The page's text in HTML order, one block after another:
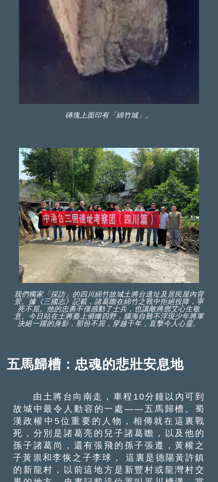
磚塊上面印有「綿竹城」。
我們獨家「採訪」的四川綿竹故城土將台遺址及居民屋內背
景。據《三國志》記載，諸葛瞻在綿竹之戰中拒絕投降，寧
死不屈。他的忠勇不僅感動了士兵，也讓敵將鄧艾心生敬
意。今日站在土將臺上俯瞰四野，腦海自難不浮現少年將軍
決絕一躍的身影，那份不屈，穿越千年，直擊今人心靈。
五馬歸槽：忠魂的悲壯安息地
由土將台向南走，車程10分鐘以內可到
故城中最令人動容的一處——五馬歸槽。蜀
漢政權中5位重要的人物，相傳就在這裏戰
死，分別是諸葛亮的兒子諸葛瞻，以及他的
孫子諸葛尚，還有張飛的孫子張遵，黃權之
子黃祟和李恢之子李球， 這裏是德陽黃許鎮
的新龍村，以前這地方是新豐村或龍灣村交